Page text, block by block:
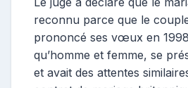
reconnu parce que le
prononcé ses vœux en
qu’homme et femme, se
et avait des attentes